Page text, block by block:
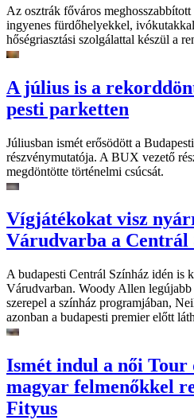
Az osztrák főváros
ingyenes fürdőhelyekkel,
hőségriasztási szolgálattal készül a
A július is a
pesti parketten
Júliusban ismét erősödött a
részvénymutatója. A BUX vezető
megdöntötte történelmi csúcsát.
Vígjátékokat visz
Várudvarba a Centrál
A budapesti Centrál Színház idén is
Várudvarban. Woody Allen
szerepel a színház programjában,
azonban a budapesti premier előtt
Ismét indul a női Tour
magyar felmenőkkel
Fityus